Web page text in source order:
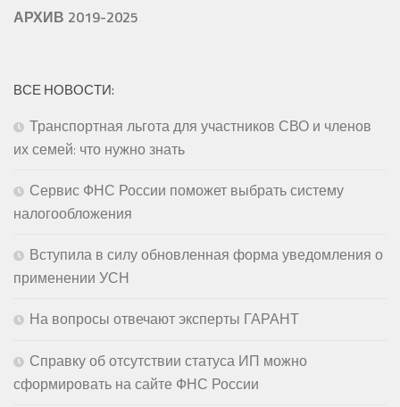
АРХИВ 2019-2025
ВСЕ НОВОСТИ:
Транспортная льгота для участников СВО и членов
их семей: что нужно знать
Сервис ФНС России поможет выбрать систему
налогообложения
Вступила в силу обновленная форма уведомления о
применении УСН
На вопросы отвечают эксперты ГАРАНТ
Справку об отсутствии статуса ИП можно
сформировать на сайте ФНС России